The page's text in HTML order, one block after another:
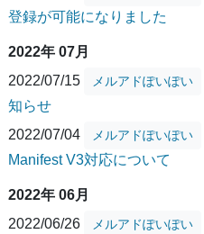
登録が可能になりました
2022年 07月
2022/07/15
メルアドぽいぽい
知らせ
2022/07/04
メルアドぽいぽい
Manifest V3対応について
2022年 06月
2022/06/26
メルアドぽいぽい